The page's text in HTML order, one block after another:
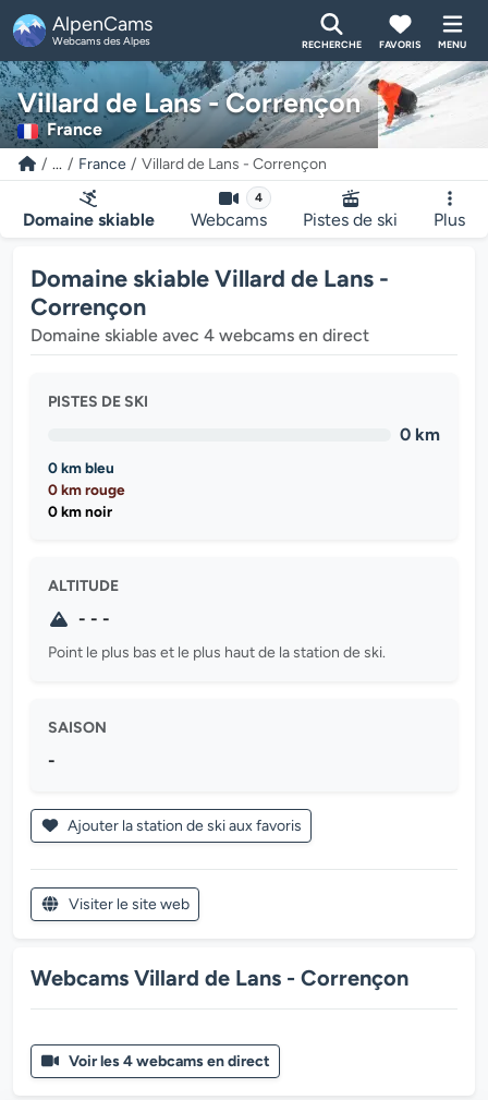
AlpenCams
Webcams des Alpes RECHERCHE FAVORIS MENU
Villard de Lans - Corrençon
France
... France Villard de Lans - Corrençon
Domaine skiable
4
Webcams Pistes de ski Plus
Domaine skiable Villard de Lans -
Corrençon
Domaine skiable avec 4 webcams en direct
PISTES DE SKI
0 km
0 km bleu
0 km rouge
0 km noir
ALTITUDE
- - -
Point le plus bas et le plus haut de la station de ski.
SAISON
-
Ajouter la station de ski aux favoris
Visiter le site web
Webcams Villard de Lans - Corrençon
Voir les 4 webcams en direct